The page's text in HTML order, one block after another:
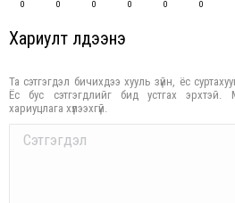
0 0 0 0 0 0
Хариулт үлдээнэ үү
Та сэтгэгдэл бичихдээ хууль зүйн, ёс
Ёс бус сэтгэгдлийг бид устгах эрхтэй.
хариуцлага хүлээхгүй.
Comment